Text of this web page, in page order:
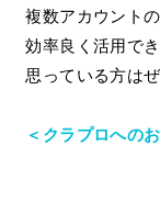
複数アカウント
効率良く活用で
思っている方は
＜クラプロへの